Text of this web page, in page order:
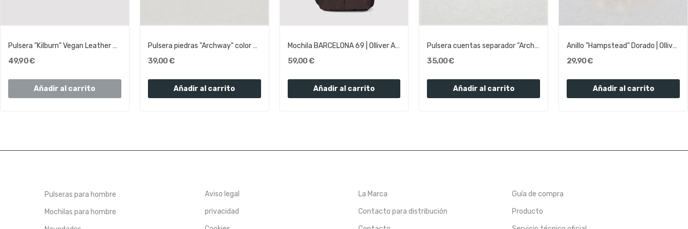
Pulsera "Kilburn" Vegan Leather con cadena |...
49,90 €
Añadir al carrito
Pulsera piedras "Archway" color azul | Olliver...
39,00 €
Añadir al carrito
Mochila BARCELONA 69 | Olliver Abbott
59,00 €
Añadir al carrito
Pulsera cuentas separador "Archway" color Rojo...
35,00 €
Añadir al carrito
Anillo "Hampstead" Dorado | Olliver Abbott
29,90 €
Añadir al carrito
Pulseras para hombre
Mochilas para hombre
Aviso legal
privacidad
La Marca
Contacto para distribución
Guía de compra
Producto